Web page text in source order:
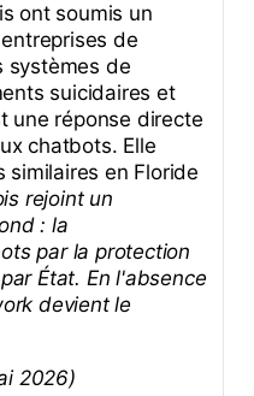
ont soumis un
de
systèmes de
suicidaires et
une réponse directe
chatbots. Elle
similaires en Floride
rejoint un
: la
par la protection
État. En l'absence
devient le
2026)